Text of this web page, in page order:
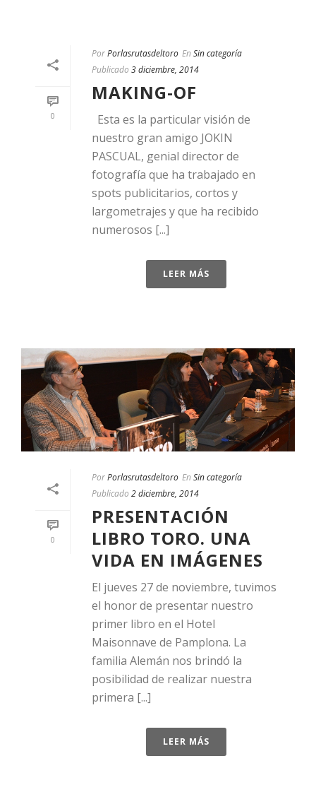
0
PorPorlasrutasdeltoro En Sin categoría
Publicado 3 diciembre, 2014
MAKING-OF
Esta es la particular visión de
nuestro gran amigo JOKIN
PASCUAL, genial director de
fotografía que ha trabajado en
spots publicitarios, cortos y
largometrajes y que ha recibido
numerosos [...]
LEER MÁS
0
PorPorlasrutasdeltoro En Sin categoría
Publicado 2 diciembre, 2014
PRESENTACIÓN
LIBRO TORO. UNA
VIDA EN IMÁGENES
El jueves 27 de noviembre, tuvimos
el honor de presentar nuestro
primer libro en el Hotel
Maisonnave de Pamplona. La
familia Alemán nos brindó la
posibilidad de realizar nuestra
primera [...]
LEER MÁS